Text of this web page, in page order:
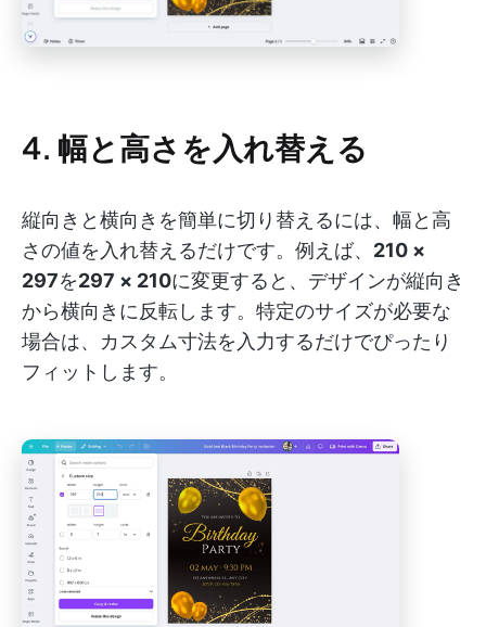
4. 幅と高さを入れ替える
縦向きと横向きを簡単に切り替えるには、幅と高
さの値を入れ替えるだけです。例えば、 210 ×
297を297 × 210に変更すると、デザインが縦向き
から横向きに反転します。特定のサイズが必要な
場合は、カスタム寸法を入力するだけでぴったり
フィットします。